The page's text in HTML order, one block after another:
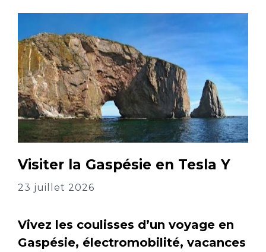
Visiter la Gaspésie en Tesla Y
23 juillet 2026
Vivez les coulisses d’un voyage en
Gaspésie, électromobilité, vacances